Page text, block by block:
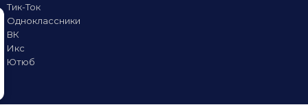
Тик-Ток
Одноклассники
ВК
Икс
Ютюб